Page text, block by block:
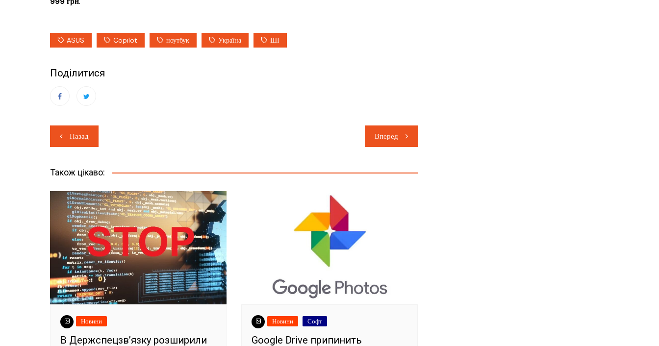
ASUS Copilot ноутбук Україна ШІ
Поділитися
Навігація
записів
Назад Вперед
Також цікаво:
Новини
В Держспецзв’язку розширили
Новини Софт
Google Drive припинить